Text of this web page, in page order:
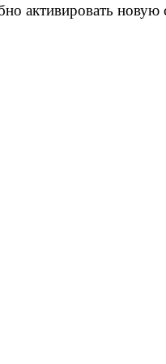
активировать новую